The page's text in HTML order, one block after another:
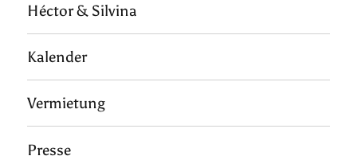
Héctor & Silvina
Kalender
Vermietung
Presse